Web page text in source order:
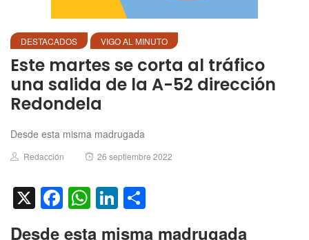
DESTACADOS VIGO AL MINUTO
Este martes se corta al tráfico
una salida de la A-52 dirección
Redondela
Desde esta misma madrugada
Author
Redacción
Posted
26 septiembre 2022
X Facebook
WhatsApp
LinkedIn
Desde esta misma madrugada